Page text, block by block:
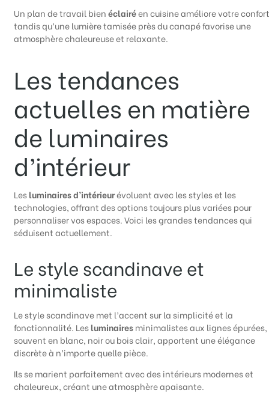
Un plan de travail bienéclairéen cuisine améliore votre
tandis qu’une lumière tamisée près du canapé favorise une
atmosphère chaleureuse et relaxante.
Les tendances
actuelles en matière
de luminaires
d’intérieur
Lesluminaires d’intérieurévoluent avec les styles et les
technologies, offrant des options toujours plus variées pour
personnaliser vos espaces. Voici les grandes tendances qui
séduisent actuellement.
Le style scandinave et
minimaliste
Le style scandinave met l’accent sur la simplicité et la
fonctionnalité. Lesluminairesminimalistes aux lignes épurées,
souvent en blanc, noir ou bois clair, apportent une élégance
discrète à n’importe quelle pièce.
Ils se marient parfaitement avec des intérieurs modernes et
chaleureux, créant une atmosphère apaisante.